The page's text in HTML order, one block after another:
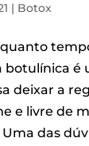
| Botox
botulínica é
deixar a
e livre de
das